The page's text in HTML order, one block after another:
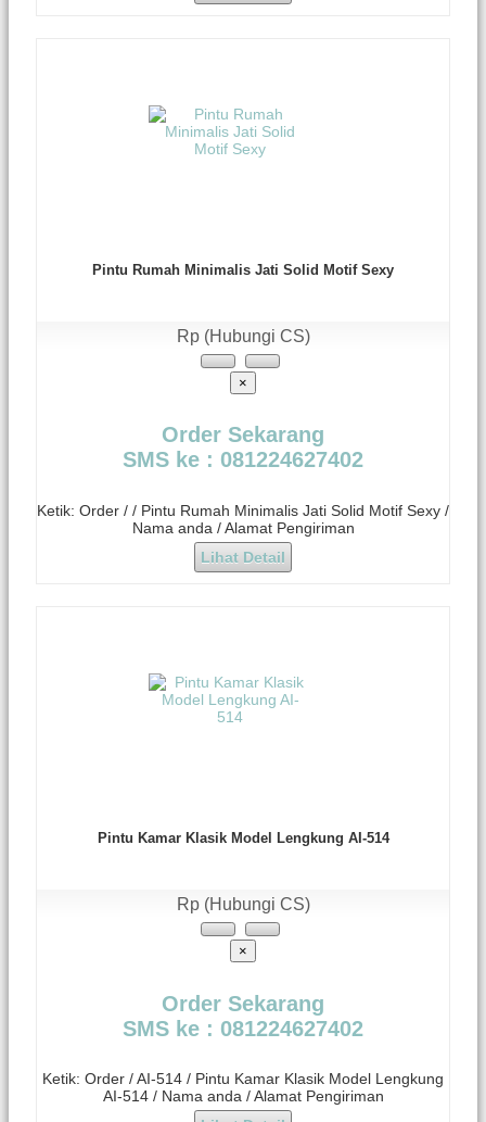
Pintu Rumah Minimalis Jati Solid Motif Sexy
Rp (Hubungi CS)
×
Order Sekarang
SMS ke : 081224627402
Ketik: Order / / Pintu Rumah Minimalis Jati Solid Motif Sexy /
Nama anda / Alamat Pengiriman
Lihat Detail
Pintu Kamar Klasik Model Lengkung AI-514
Rp (Hubungi CS)
×
Order Sekarang
SMS ke : 081224627402
Ketik: Order / AI-514 / Pintu Kamar Klasik Model Lengkung
AI-514 / Nama anda / Alamat Pengiriman